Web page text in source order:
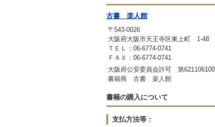
古書 楽人館
〒543-0026
大阪府大阪市天王寺区東上町 1-48
ＴＥＬ：06-6774-0741
ＦＡＸ：06-6774-0741
大阪府公安委員会許可 第
書籍商 古書 楽人館
書籍の購入について
支払方法等：